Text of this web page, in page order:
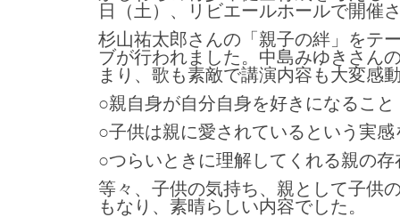
日（土）、リビエールホールで開催
杉山祐太郎さんの「親子の絆」をテ
ブが行われました。中島みゆきさん
まり、歌も素敵で講演内容も大変感
○親自身が自分自身を好きになること
○子供は親に愛されているという実
○つらいときに理解してくれる親の存
等々、子供の気持ち、親として子供
もなり、素晴らしい内容でした。